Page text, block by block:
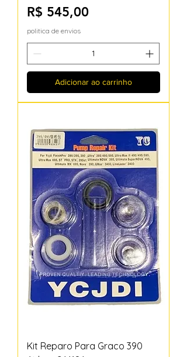
Preço
R$ 545,00
politica de envios
Adicionar ao carrinho
Kit Reparo Para Graco 390